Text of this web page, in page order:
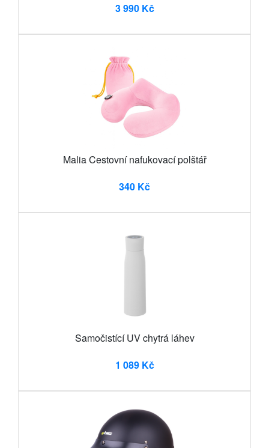
3 990 Kč
Malia Cestovní nafukovací polštář
340 Kč
Samočistící UV chytrá láhev
1 089 Kč